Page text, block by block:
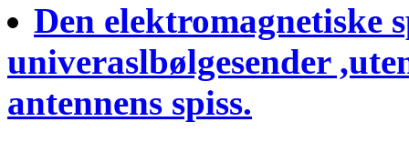
Den elektromagnetiske
univeraslbølgesender
antennens spiss.